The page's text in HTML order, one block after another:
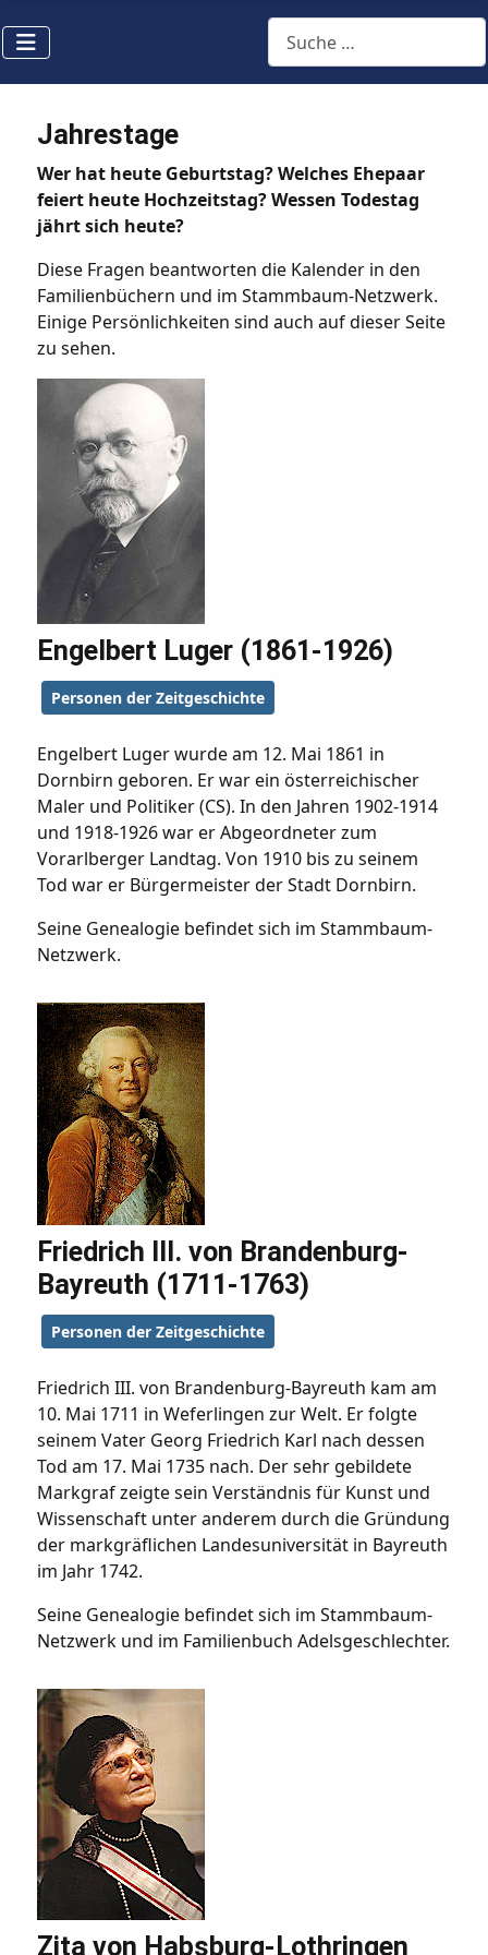
Suchen
Jahrestage
Wer hat heute Geburtstag? Welches Ehepaar
feiert heute Hochzeitstag? Wessen Todestag
jährt sich heute?
Diese Fragen beantworten die Kalender in den
Familienbüchern und im Stammbaum-Netzwerk.
Einige Persönlichkeiten sind auch auf dieser Seite
zu sehen.
Engelbert Luger (1861-1926)
Personen der Zeitgeschichte
Engelbert Luger wurde am 12. Mai 1861 in
Dornbirn geboren. Er war ein österreichischer
Maler und Politiker (CS). In den Jahren 1902-1914
und 1918-1926 war er Abgeordneter zum
Vorarlberger Landtag. Von 1910 bis zu seinem
Tod war er Bürgermeister der Stadt Dornbirn.
Seine Genealogie befindet sich im Stammbaum-
Netzwerk.
Friedrich III. von Brandenburg-
Bayreuth (1711-1763)
Personen der Zeitgeschichte
Friedrich III. von Brandenburg-Bayreuth kam am
10. Mai 1711 in Weferlingen zur Welt. Er folgte
seinem Vater Georg Friedrich Karl nach dessen
Tod am 17. Mai 1735 nach. Der sehr gebildete
Markgraf zeigte sein Verständnis für Kunst und
Wissenschaft unter anderem durch die Gründung
der markgräflichen Landesuniversität in Bayreuth
im Jahr 1742.
Seine Genealogie befindet sich im Stammbaum-
Netzwerk und im Familienbuch Adelsgeschlechter.
Zita von Habsburg-Lothringen